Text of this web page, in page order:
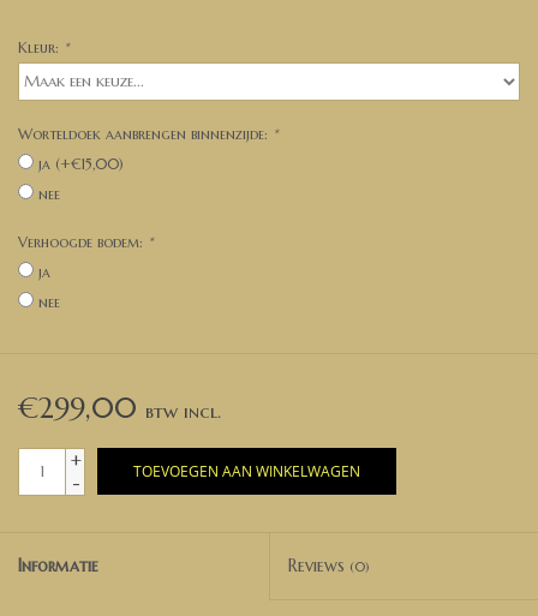
Kleur: *
Worteldoek aanbrengen binnenzijde: *
ja (+€15,00)
nee
Verhoogde bodem: *
ja
nee
€299,00
+
-
TOEVOEGEN AAN WINKELWAGEN
Informatie Reviews (0)